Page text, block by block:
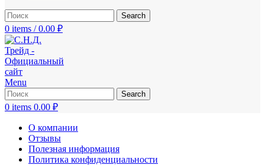
Search
0 items / 0.00 ₽
Menu
Search
0 items 0.00 ₽
О компании
Отзывы
Полезная информация
Политика конфиденциальности